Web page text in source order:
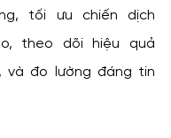
tối ưu chiến dịch
theo dõi hiệu quả
và đo lường đáng tin